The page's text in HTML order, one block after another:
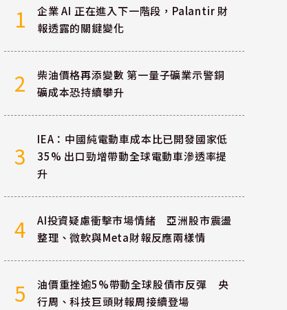
1
企業 AI 正在進入下一階段，Palantir 財
報透露的關鍵變化
2
柴油價格再添變數 第一量子礦業示警銅
礦成本恐持續攀升
3
IEA：中國純電動車成本比已開發國家低
35% 出口勁增帶動全球電動車滲透率提
升
4
AI投資疑慮衝擊市場情緒 亞洲股市震盪
整理、微軟與Meta財報反應兩樣情
5
油價重挫逾5%帶動全球股債市反彈 央
行周、科技巨頭財報周接續登場